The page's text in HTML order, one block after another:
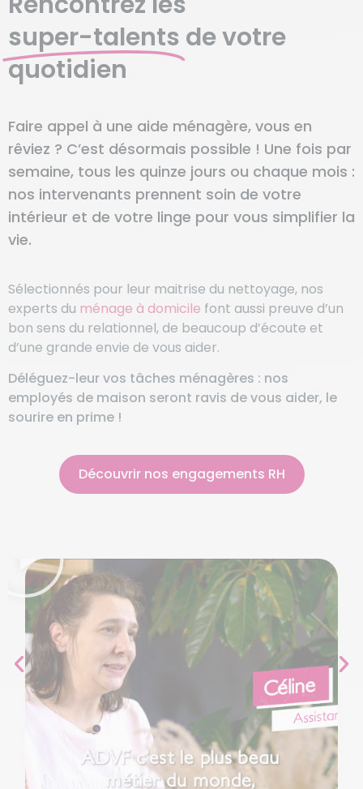
super-talents de votre
quotidien
Faire appel à une aide ménagère, vous en
rêviez ? C’est désormais possible ! Une fois par
semaine, tous les quinze jours ou chaque mois :
nos intervenants prennent soin de votre
intérieur et de votre linge pour vous simplifier la
vie.
Sélectionnés pour leur maitrise du nettoyage, nos
experts du ménage à domicile font aussi preuve d’un
bon sens du relationnel, de beaucoup d’écoute et
d’une grande envie de vous aider.
Déléguez-leur vos tâches ménagères : nos
employés de maison seront ravis de vous aider, le
sourire en prime !
Découvrir nos engagements RH